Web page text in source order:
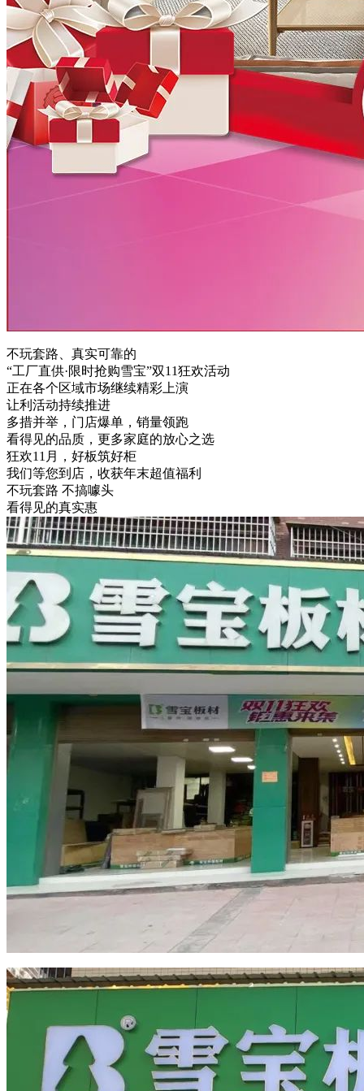
不玩套路、真实可靠的
“工厂直供·限时抢购雪宝”双11狂欢活动
正在各个区域市场继续精彩上演
让利活动持续推进
多措并举，门店爆单，销量领跑
看得见的品质，更多家庭的放心之选
狂欢11月，好板筑好柜
我们等您到店，收获年末超值福利
不玩套路 不搞噱头
看得见的真实惠